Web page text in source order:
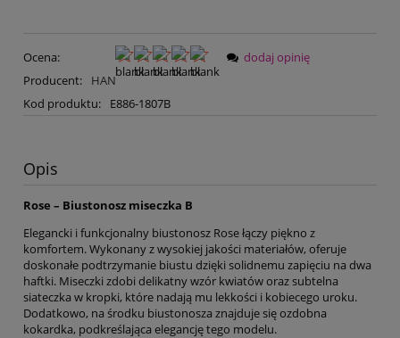
Ocena:
Producent:
HAN
Kod produktu:
E886-1807B
dodaj opinię
Opis
Rose – Biustonosz miseczka B
Elegancki i funkcjonalny biustonosz Rose łączy piękno z
komfortem. Wykonany z wysokiej jakości materiałów, oferuje
doskonałe podtrzymanie biustu dzięki solidnemu zapięciu na dwa
haftki. Miseczki zdobi delikatny wzór kwiatów oraz subtelna
siateczka w kropki, które nadają mu lekkości i kobiecego uroku.
Dodatkowo, na środku biustonosza znajduje się ozdobna
kokardka, podkreślająca elegancję tego modelu.